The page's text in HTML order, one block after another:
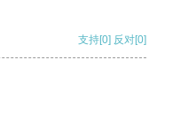
支持[0] 反对[0]